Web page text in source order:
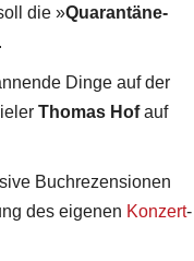
die »Quarantäne-
Dinge auf der
Thomas Hofauf
Buchrezensionen
des eigenen Konzert-